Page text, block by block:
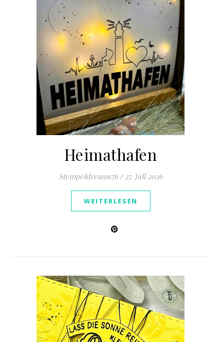
Heimathafen
Stempeldreams76 / 27. Juli 2026
WEITERLESEN